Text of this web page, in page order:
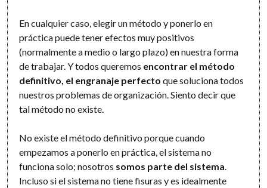
En cualquier caso, elegir un método y ponerlo en
práctica puede tener efectos muy positivos
(normalmente a medio o largo plazo) en nuestra forma
de trabajar. Y todos queremos encontrar el método
definitivo, el engranaje perfecto que soluciona todos
nuestros problemas de organización. Siento decir que
tal método no existe.
No existe el método definitivo porque cuando
empezamos a ponerlo en práctica, el sistema no
funciona solo; nosotros somos parte del sistema
Incluso si el sistema no tiene fisuras y es idealmente